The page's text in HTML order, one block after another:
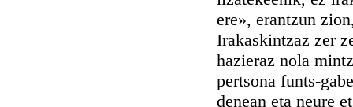
ere», erantzun
Irakaskintzaz zer
hazieraz nola
pertsona funts-
denean eta neure